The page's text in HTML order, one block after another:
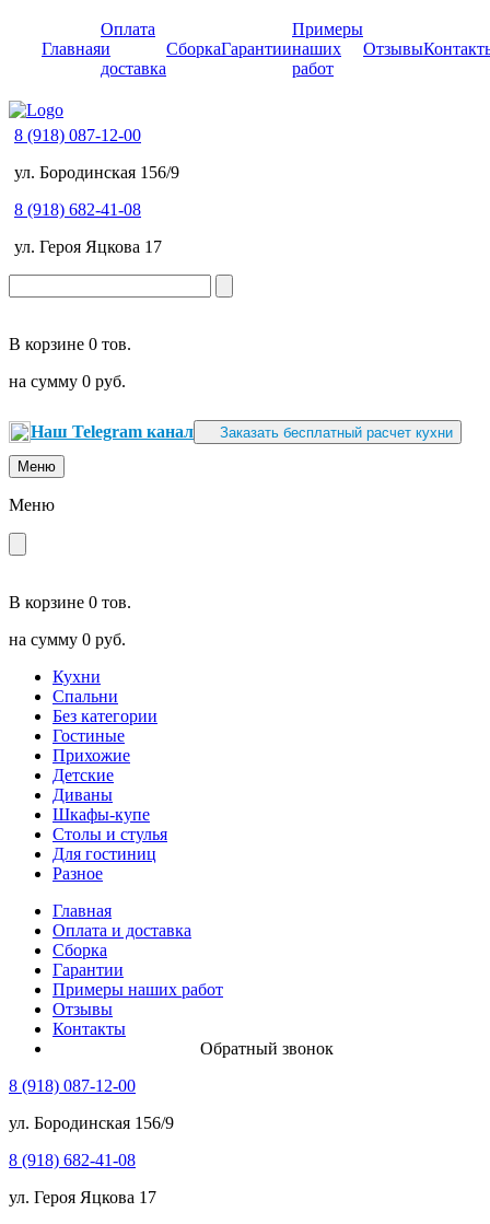
Главная
Оплата
и
доставка
СборкаГарантии
Примеры
наших
работ
Отзывы
8 (918) 087-12-00
ул. Бородинская 156/9
8 (918) 682-41-08
ул. Героя Яцкова 17
В корзине 0 тов.
на сумму 0 руб.
Наш Telegram канал Заказать бесплатный расчет кухни
Меню
Меню
В корзине 0 тов.
на сумму 0 руб.
Кухни
Спальни
Без категории
Гостиные
Прихожие
Детские
Диваны
Шкафы-купе
Столы и стулья
Для гостиниц
Разное
Главная
Оплата и доставка
Сборка
Гарантии
Примеры наших работ
Отзывы
Контакты
Обратный звонок
8 (918) 087-12-00
ул. Бородинская 156/9
8 (918) 682-41-08
ул. Героя Яцкова 17